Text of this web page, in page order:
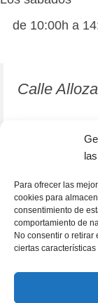
Para ofrecer las
cookies para
consentimiento de
comportamiento de
No consentir o
ciertas
de 10:00h a
Calle
12001
964 81 37